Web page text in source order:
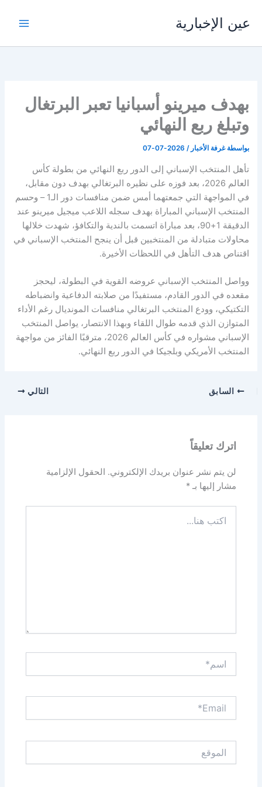
المحتوى
عين الإخبارية
بهدف ميرينو أسبانيا تعبر البرتغال
وتبلغ ربع النهائي
بواسطة غرفة الأخبار/
2026-07-07
تأهل المنتخب الإسباني إلى الدور ربع النهائي من بطولة كأس
العالم 2026، بعد فوزه على نظيره البرتغالي بهدف دون مقابل،
في المواجهة التي جمعتهما أمس ضمن منافسات دور الـ1 – وحسم
المنتخب الإسباني المباراة بهدف سجله اللاعب ميجيل ميرينو عند
الدقيقة 1+90، بعد مباراة اتسمت بالندية والتكافؤ، شهدت خلالها
محاولات متبادلة من المنتخبين قبل أن ينجح المنتخب الإسباني في
اقتناص هدف التأهل في اللحظات الأخيرة.
وواصل المنتخب الإسباني عروضه القوية في البطولة، ليحجز
مقعده في الدور القادم، مستفيدًا من صلابته الدفاعية وانضباطه
التكتيكي، وودع المنتخب البرتغالي منافسات المونديال رغم الأداء
المتوازن الذي قدمه طوال اللقاء وبهذا الانتصار، يواصل المنتخب
الإسباني مشواره في كأس العالم 2026، مترقبًا الفائز من مواجهة
المنتخب الأمريكي وبلجيكا في الدور ربع النهائي.
السابق التالي
اترك تعليقاً
لن يتم نشر عنوان بريدك الإلكتروني. الحقول الإلزامية
مشار إليها بـ*
هنا...